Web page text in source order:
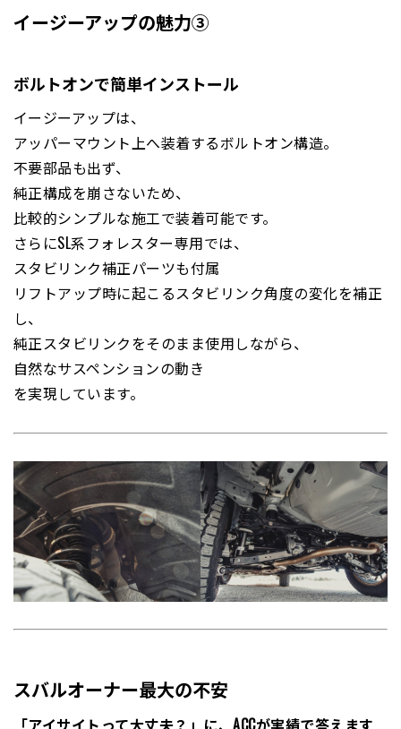
イージーアップの魅力③
ボルトオンで簡単インストール
イージーアップは、
アッパーマウント上へ装着するボルトオン構造。
不要部品も出ず、
純正構成を崩さないため、
比較的シンプルな施工で装着可能です。
さらにSL系フォレスター専用では、
スタビリンク補正パーツも付属
リフトアップ時に起こるスタビリンク角度の変化を補正
し、
純正スタビリンクをそのまま使用しながら、
自然なサスペンションの動き
を実現しています。
スバルオーナー最大の不安
「アイサイトって大丈夫？」に、ACCが実績で答えます